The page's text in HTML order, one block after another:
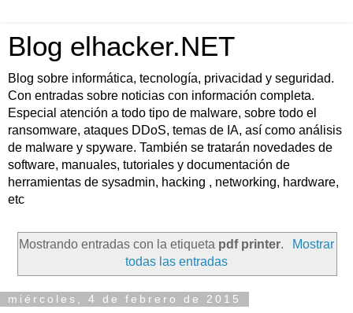
Blog elhacker.NET
Blog sobre informática, tecnología, privacidad y seguridad.
Con entradas sobre noticias con información completa.
Especial atención a todo tipo de malware, sobre todo el
ransomware, ataques DDoS, temas de IA, así como análisis
de malware y spyware. También se tratarán novedades de
software, manuales, tutoriales y documentación de
herramientas de sysadmin, hacking , networking, hardware,
etc
Mostrando entradas con la etiqueta pdf printer.
Mostrar
todas las entradas
miércoles, 4 de febrero de 2015